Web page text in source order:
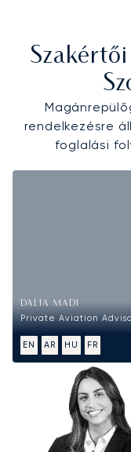
rendelkezésre
foglalási
DALIA MADI
Private Aviation
EN AR HU FR